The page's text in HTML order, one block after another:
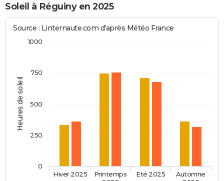
Soleil à Réguiny en 2025
Heures de soleil
Source : Linternaute.com d'après Météo France
Hiver 2025
Printemps
Eté 2025
Automne
0
250
500
750
1000